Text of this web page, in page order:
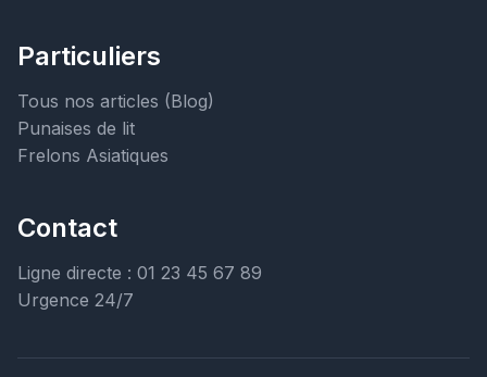
Particuliers
Tous nos articles (Blog)
Punaises de lit
Frelons Asiatiques
Contact
Ligne directe : 01 23 45 67 89
Urgence 24/7